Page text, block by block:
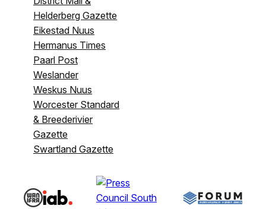
Helderberg Gazette
Eikestad Nuus
Hermanus Times
Paarl Post
Weslander
Weskus Nuus
Worcester Standard
& Breederivier
Gazette
Swartland Gazette